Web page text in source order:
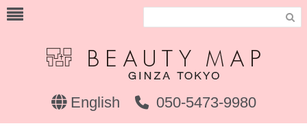

English 050-5473-9980